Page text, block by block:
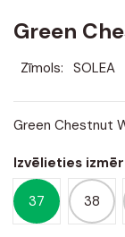
Green
Zīmols: SOLEA
Green Chestnut
Izvēlieties
37 38